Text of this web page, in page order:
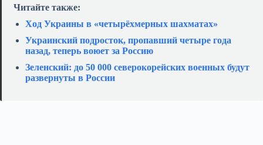
Читайте также:
Ход Украины в «четырёхмерных шахматах»
Украинский подросток, пропавший четыре года
назад, теперь воюет за Россию
Зеленский: до 50 000 северокорейских военных будут
развернуты в России